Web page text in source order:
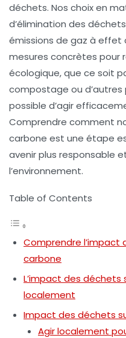
déchets. Nos choix en
d’élimination des
émissions de gaz à effet
mesures concrètes pour
écologique, que ce soit
compostage ou
possible d’agir
Comprendre comment
carbone est une étape
avenir plus responsable
l’environnement.
Table of Contents
Comprendre l’impact
carbone
L’impact des déchets
localement
Impact des déchets
Agir localement